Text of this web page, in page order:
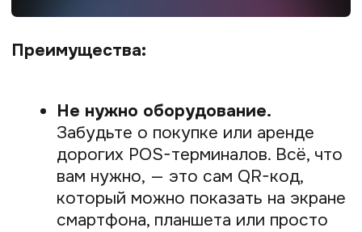
Розничная торговля.Небольшие
магазины, шоурумы, островки в ТЦ
могут значительно сэкономить
на комиссиях и отказаться
от терминалов.
Кафе, рестораны, общепит.QR-
код на счёте или на столе